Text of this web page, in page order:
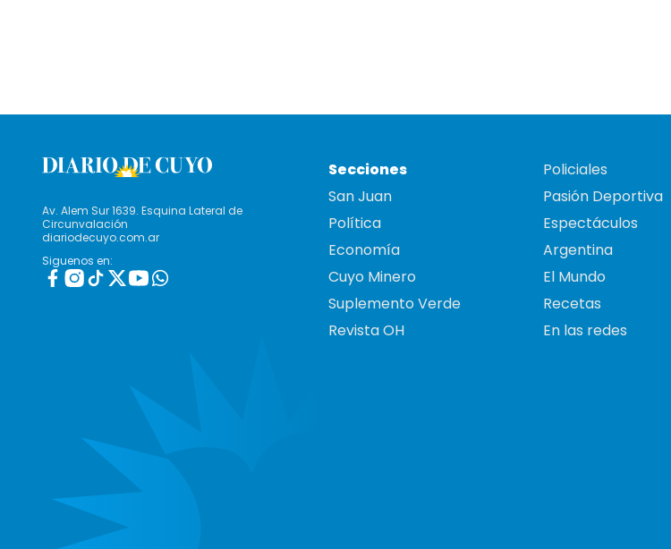
Av. Alem Sur 1639. Esquina Lateral de
Circunvalación
diariodecuyo.com.ar
Siguenos en:
Secciones
San Juan
Política
Economía
Cuyo Minero
Suplemento Verde
Revista OH
Policiales
Pasión Deportiva
Espectáculos
Argentina
El Mundo
Recetas
En las redes